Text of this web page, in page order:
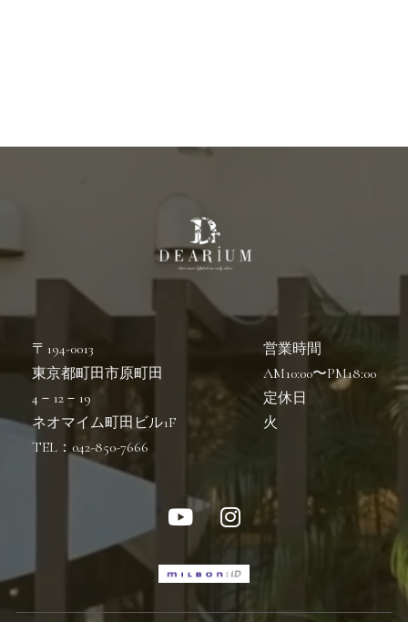
〒194-0013
東京都町田市原町田
4－12－19
ネオマイム町田ビル1F
TEL：042-850-7666
営業時間
AM10:00〜PM18:00
定休日
火